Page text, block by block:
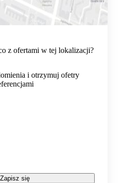
z ofertami w tej lokalizacji?
i otrzymuj ofetry
Zapisz się